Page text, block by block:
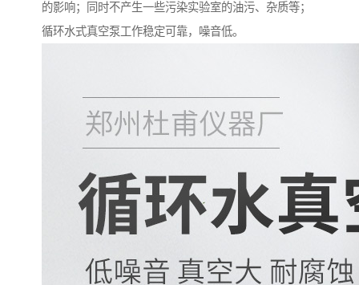
的影响；同时不产生一些污染实验室的油污、杂质等；
循环水式真空泵工作稳定可靠，噪音低。